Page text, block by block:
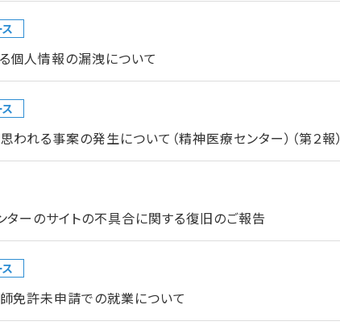
個人情報の漏洩について
れる事案の発生について（精神医療センター）（第２報）
ターのサイトの不具合に関する復旧のご報告
免許未申請での就業について